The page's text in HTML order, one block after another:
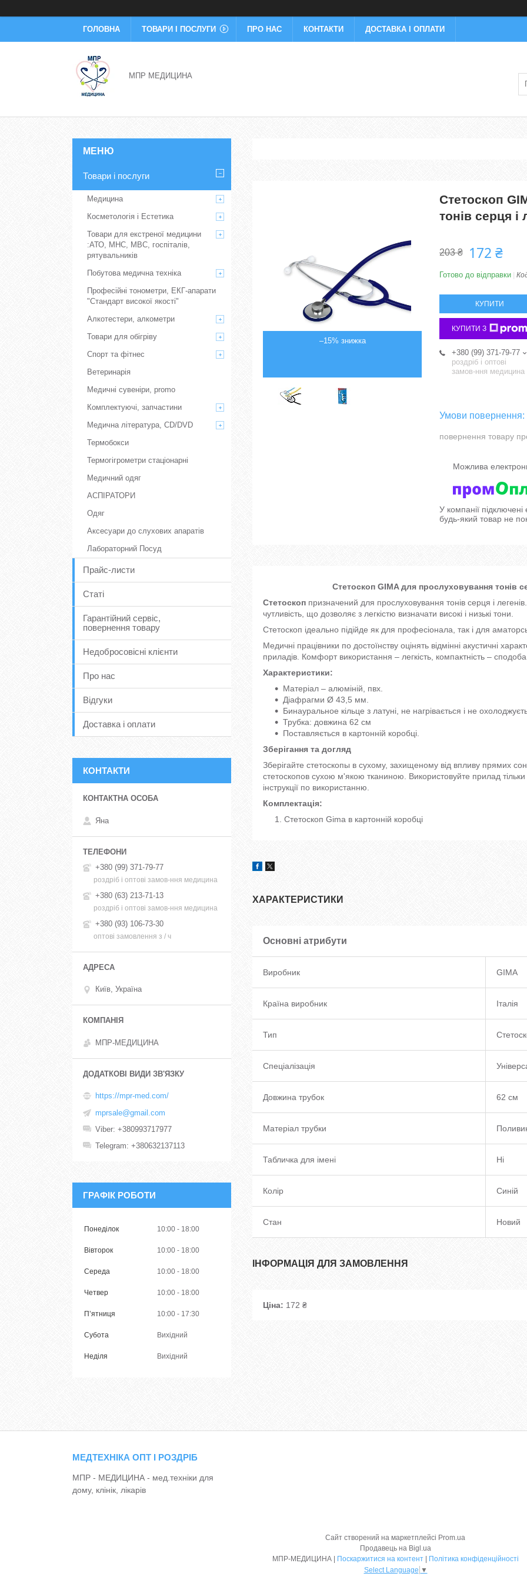
ГОЛОВНА ТОВАРИ І ПОСЛУГИ ПРО НАС КОНТАКТИ ДОСТАВКА І ОПЛАТИ
МПР МЕДИЦИНА
–15%
Стетоскоп
тонів серця і
203 ₴ 172 ₴
Готово до відправки
КУПИТИ
КУПИТИ З
+380 (99) 371-79-77
роздріб і оптові
замов-ння медицина
повернення товару
У компанії
будь-який товар не
Стетоскоп GIMA для прослуховування тонів
Стетоскоп призначений для прослуховування тонів серця і
чутливість, що дозволяє з легкістю визначати високі і низькі тони.
Стетоскоп ідеально підійде як для професіонала, так і для
Медичні працівники по достоїнству оцінять відмінні акустичні
приладів. Комфорт використання – легкість, компактність –
Характеристики:
Матеріал – алюміній, пвх.
Діафрагми Ø 43,5 мм.
Бинауральное кільце з латуні, не нагрівається і не
Трубка: довжина 62 см
Поставляється в картонній коробці.
Зберігання та догляд
Зберігайте стетоскопы в сухому, захищеному від впливу прямих
стетоскопов сухою м'якою тканиною. Використовуйте прилад
інструкції по використанню.
Комплектація:
Стетоскоп Gima в картонній коробці
ХАРАКТЕРИСТИКИ
Основні атрибути
Виробник GIMA
Країна виробник Італія
Тип
Спеціалізація
Довжина трубок 62 см
Матеріал трубки
Табличка для імені Ні
Колір Синій
Стан Новий
ІНФОРМАЦІЯ ДЛЯ ЗАМОВЛЕННЯ
Ціна: 172 ₴
Товари і послуги
Медицина
Косметологія і Естетика
Товари для екстреної медицини
:АТО, МНС, МВС, госпіталів,
рятувальників
Побутова медична техніка
Професійні тонометри, ЕКГ-апарати
"Стандарт високої якості"
Алкотестери, алкометри
Товари для обігріву
Спорт та фітнес
Ветеринарія
Медичні сувеніри, promo
Комплектуючі, запчастини
Медична література, CD/DVD
Термобокси
Термогігрометри стаціонарні
Медичний одяг
АСПІРАТОРИ
Одяг
Аксесуари до слухових апаратів
Лабораторний Посуд
Прайс-листи
Статі
Гарантійний сервіс,
повернення товару
Недобросовісні клієнти
Про нас
Відгуки
Доставка і оплати
КОНТАКТИ
Яна
+380 (99) 371-79-77
роздріб і оптові замов-ння медицина
+380 (63) 213-71-13
роздріб і оптові замов-ння медицина
+380 (93) 106-73-30
оптові замовлення з / ч
Київ, Україна
МПР-МЕДИЦИНА
https://mpr-med.com/
mprsale@gmail.com
Viber +380993717977
Telegram +380632137113
ГРАФІК РОБОТИ
Понеділок 10:00 18:00
Вівторок 10:00 18:00
Середа 10:00 18:00
Четвер 10:00 18:00
Пʼятниця 10:00 17:30
Субота Вихідний
Неділя Вихідний
МЕДТЕХНІКА ОПТ І РОЗДРІБ
МПР - МЕДИЦИНА - мед.техніки для
дому, клінік, лікарів
Сайт створений на маркетплейсі Prom.ua
Продавець на Bigl.ua
МПР-МЕДИЦИНА | Поскаржитися на контент | Політика конфіденційності
Select Language ▼